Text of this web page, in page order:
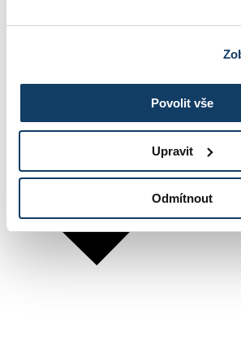
Povolit vše
Upravit
Odmítnout